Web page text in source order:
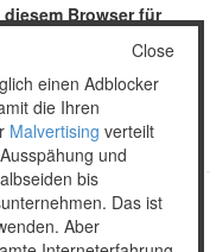
Browser für
Spam.
Close
einen Adblocker
die Ihren
Malvertising verteilt
und
bis
Das ist
Aber